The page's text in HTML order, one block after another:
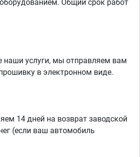
Общий срок работ
наши услуги, мы отправляем вам
в электронном виде.
14 дней на возврат заводской
(если ваш автомобиль